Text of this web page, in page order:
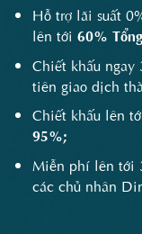
Hỗ trợ lãi suất
lên tới 60%
Chiết khấu ngay
tiên giao dịch
Chiết khấu lên
95%;
Miễn phí lên tới
các chủ nhân